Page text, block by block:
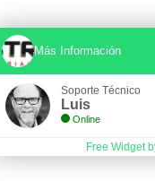
Más Información
Soporte Técnico
Luis
Online
Free Widget